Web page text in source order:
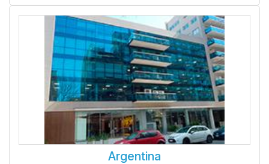
Argentina